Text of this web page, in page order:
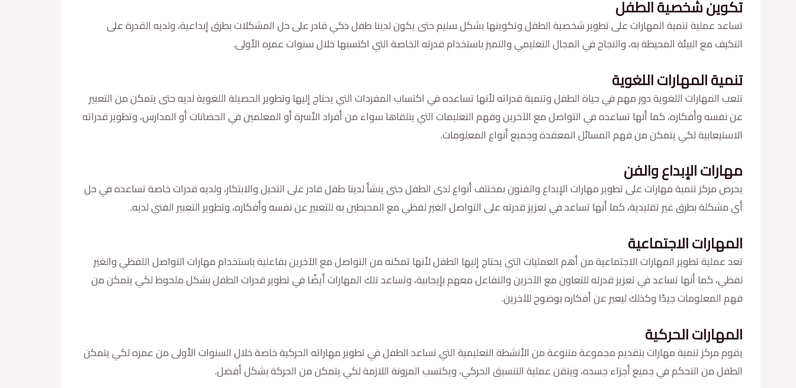
تكوين شخصية الطفل
تساعد عملية تنمية المهارات على تطوير شخصية الطفل وتكوينها بشكل سليم حتى يكون لدينا طفل ذكي قادر على حل المشكلات بطرق إبداعية، ولديه القدرة على
التكيف مع البيئة المحيطة به، والنجاح في المجال التعليمي والتميز باستخدام قدرته الخاصة التي اكتسبها خلال سنوات عمره الأولى.
تنمية المهارات اللغوية
تلعب المهارات اللغوية دور مهم في حياة الطفل وتنمية قدراته لأنها تساعده في اكتساب المفردات التي يحتاج إليها وتطوير الحصيلة اللغوية لديه حتى يتمكن من التعبير
عن نفسه وأفكاره، كما أنها تساعده في التواصل مع الآخرين وفهم التعليمات التي يتلقاها سواء من أفراد الأسرة أو المعلمين في الحضانات أو المدارس، وتطوير قدراته
الاستيعابية لكي يتمكن من فهم المسائل المعقدة وجميع أنواع المعلومات.
مهارات الإبداع والفن
يحرص مركز تنمية مهارات على تطوير مهارات الإبداع والفنون بمختلف أنواع لدى الطفل حتى ينشأ لدينا طفل قادر على التخيل والابتكار، ولديه قدرات خاصة تساعده في حل
أي مشكلة بطرق غير تقليدية، كما أنها تساعد في تعزيز قدرته على التواصل الغير لفظي مع المحيطين به للتعبير عن نفسه وأفكاره، وتطوير التعبير الفني لديه.
المهارات الاجتماعية
تعد عملية تطوير المهارات الاجتماعية من أهم العمليات التي يحتاج إليها الطفل لأنها تمكنه من التواصل مع الآخرين بفاعلية باستخدام مهارات التواصل اللفظي والغير
لفظي، كما أنها تساعد في تعزيز قدرته للتعاون مع الآخرين والتفاعل معهم بإيجابية، وتساعد تلك المهارات أيضًا في تطوير قدرات الطفل بشكل ملحوظ لكي يتمكن من
فهم المعلومات جيدًا وكذلك ليعبر عن أفكاره بوضوح للآخرين.
المهارات الحركية
يقوم مركز تنمية مهارات بتقديم مجموعة متنوعة من الأنشطة التعليمية التي تساعد الطفل في تطوير مهاراته الحركية خاصة خلال السنوات الأولى من عمره لكي يتمكن
الطفل من التحكم في جميع أجزاء جسده، ويتقن عملية التنسيق الحركي، ويكتسب المرونة اللازمة لكي يتمكن من الحركة بشكل أفضل.